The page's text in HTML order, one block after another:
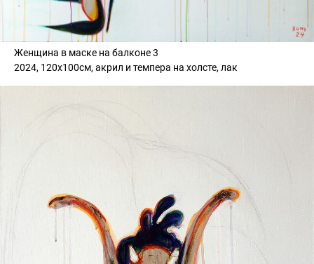
Женщина в маске на балконе 3
2024, 120х100см, акрил и темпера на холсте, лак